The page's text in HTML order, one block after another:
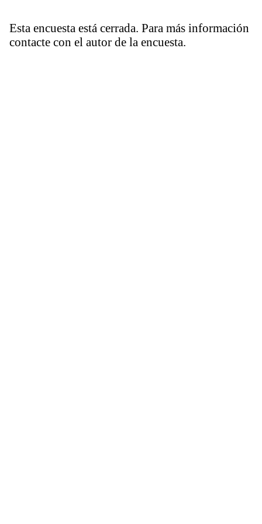
Esta encuesta está cerrada. Para más información
contacte con el autor de la encuesta.